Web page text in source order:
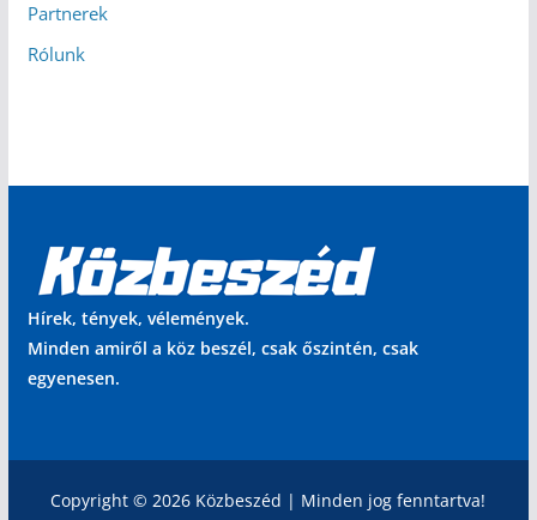
Partnerek
Rólunk
Hírek, tények, vélemények.
Minden amiről a köz beszél, csak őszintén, csak
egyenesen.
Copyright © 2026 Közbeszéd | Minden jog fenntartva!